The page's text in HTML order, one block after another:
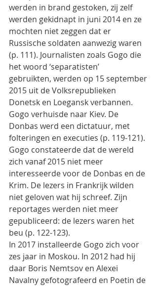
werden in brand gestoken, zij zelf
werden gekidnapt in juni 2014 en ze
mochten niet zeggen dat er
Russische soldaten aanwezig waren
(p. 111). Journalisten zoals Gogo die
het woord ‘separatisten’
gebruikten, werden op 15 september
2015 uit de Volksrepublieken
Donetsk en Loegansk verbannen.
Gogo verhuisde naar Kiev. De
Donbas werd een dictatuur, met
folteringen en executies (p. 119-121).
Gogo constateerde dat de wereld
zich vanaf 2015 niet meer
interesseerde voor de Donbas en de
Krim. De lezers in Frankrijk wilden
niet geloven wat hij schreef. Zijn
reportages werden niet meer
gepubliceerd: de lezers waren het
beu (p. 122-123).
In 2017 installeerde Gogo zich voor
zes jaar in Moskou. In 2012 had hij
daar Boris Nemtsov en Alexei
Navalny gefotografeerd en Poetin de